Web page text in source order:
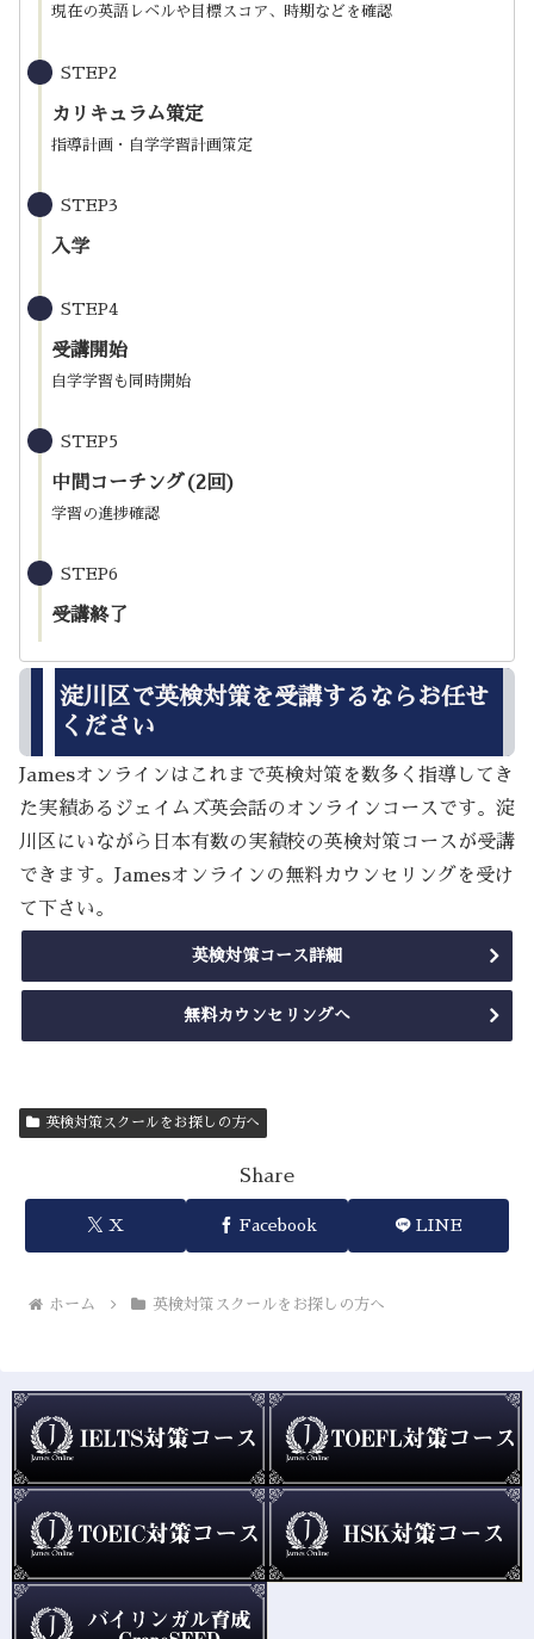
現在の英語レベルや目標スコア、時期などを確認
STEP2
カリキュラム策定
指導計画・自学学習計画策定
STEP3
入学
STEP4
受講開始
自学学習も同時開始
STEP5
中間コーチング(2回)
学習の進捗確認
STEP6
受講終了
淀川区で英検対策を受講するならお任せ
ください
Jamesオンラインはこれまで英検対策を数多く指導してき
た実績あるジェイムズ英会話のオンラインコースです。淀
川区にいながら日本有数の実績校の英検対策コースが受講
できます。Jamesオンラインの無料カウンセリングを受け
て下さい。
英検対策コース詳細
無料カウンセリングへ
英検対策スクールをお探しの方へ
Share
X Facebook LINE
ホーム 英検対策スクールをお探しの方へ